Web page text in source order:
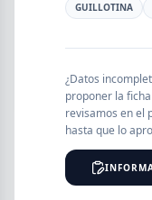
PROVINCIA
GUILLOTINA
¿Datos
proponer la
revisamos en el
hasta que lo